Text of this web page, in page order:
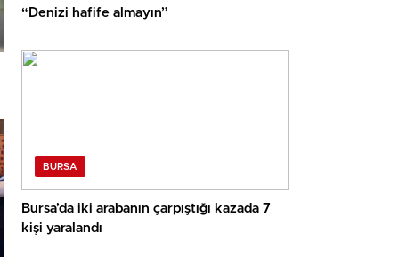
“Denizi hafife almayın”
BURSA
Bursa’da iki arabanın çarpıştığı kazada 7
kişi yaralandı